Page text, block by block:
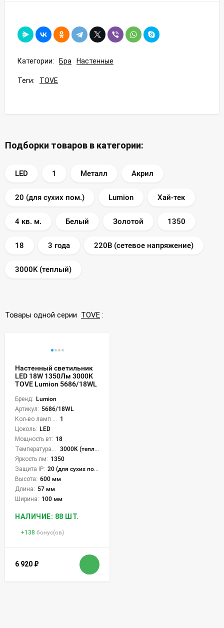
Категории: Бра Настенные
Теги: TOVE
Подборки товаров в категории:
LED 1 Металл Акрил
20 (для сухих пом.) Lumion Хай-тек
4 кв. м. Белый Золотой 1350
18 3 года 220В (сетевое напряжение)
3000K (теплый)
Товары одной серии TOVE :
Настенный светильник
LED 18W 1350Лм 3000К
TOVE Lumion 5686/18WL
Бренд: Lumion
Артикул: 5686/18WL
1
Цоколь: LED
Мощность вт: 18
3000K (теплый)
Яркость лм: 1350
Защита IP: 20 (для сухих пом.)
Высота: 600 мм
Длина: 57 мм
Ширина: 100 мм
НАЛИЧИЕ: 88 ШТ.
+138 бонус(ов)
6 920 ₽